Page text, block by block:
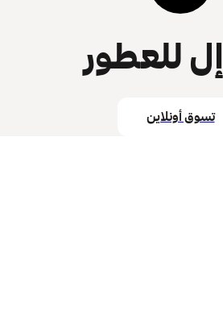
للعطور
تسوق أونلاين